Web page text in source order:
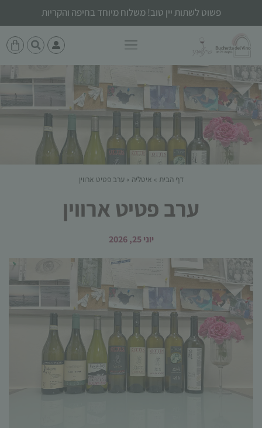
פשוט לשתות יין טוב! משלוח מיוחד בחיפה והקריות
דף הבית » איטליה »ערב פטיט ארווין
ערב פטיט ארווין
יוני 25, 2026
הכרחי
קובצי
Cookie